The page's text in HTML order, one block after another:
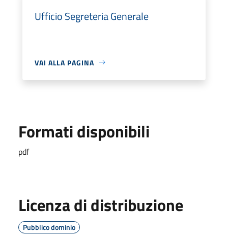
Ufficio Segreteria Generale
VAI ALLA PAGINA
Formati disponibili
pdf
Licenza di distribuzione
Pubblico dominio